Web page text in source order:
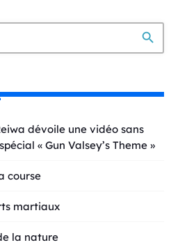
search
dévoile une vidéo sans
« Gun Valsey’s Theme »
course
martiaux
la nature